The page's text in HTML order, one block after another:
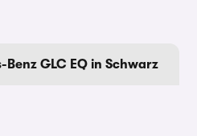
Benz GLC EQ in Schwarz